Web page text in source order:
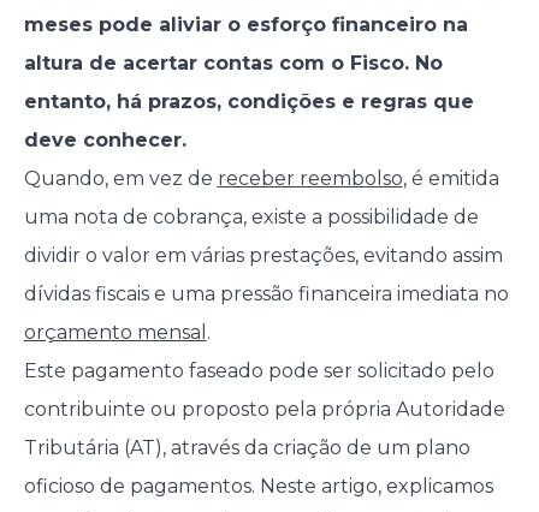
meses pode aliviar o esforço financeiro na
altura de acertar contas com o Fisco. No
entanto, há prazos, condições e regras que
deve conhecer.
Quando, em vez de receber reembolso, é emitida
uma nota de cobrança, existe a possibilidade de
dividir o valor em várias prestações, evitando assim
dívidas fiscais e uma pressão financeira imediata no
orçamento mensal .
Este pagamento faseado pode ser solicitado pelo
contribuinte ou proposto pela própria Autoridade
Tributária (AT), através da criação de um plano
oficioso de pagamentos. Neste artigo, explicamos